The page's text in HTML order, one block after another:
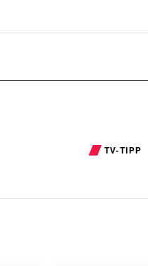
TV-TIPP